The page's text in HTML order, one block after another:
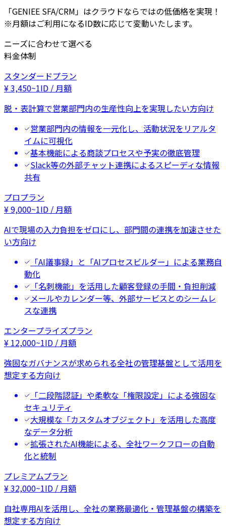
「GENIEE SFA/CRM」はクラウドならではの低価格を実現！
※月額はご利用になるID数に応じて変動いたします。
ニーズに合わせて選べる
料金体制
スタンダードプラン
¥3,450~1ID / 月額
脱・表計算で営業部門内の生産性向上を実現したい方向け
営業部門内の情報を一元化し、活動状況をリアルタ
イムに可視化
基本機能による商談プロセスや予実の徹底管理
Slack等の外部チャット連携によるスピーディな情報
共有
プロプラン
¥9,000~1ID / 月額
AIで現場の入力負担をゼロにし、部門間の連携を加速させた
い方向け
「AI議事録」と「AIプロセスビルダー」による業務自
動化
「名刺機能」を活用した顧客登録の手間・負担削減
メールやカレンダー等、外部サービスとのシームレ
スな連携
エンタープライズプラン
¥ 12,000~1ID / 月額
強固なガバナンスが求められる全社の管理基盤として活用を
想定する方向け
「二段階認証」や柔軟な「権限設定」による強固な
セキュリティ
大規模な「カスタムオブジェクト」を活用した高度
なデータ分析
拡張されたAI機能による、全社ワークフローの自動
化と統制
プレミアムプラン
¥32,000~1ID / 月額
自社専用AIを活用し、全社の業務最適化・管理基盤の構築を
想定する方向け